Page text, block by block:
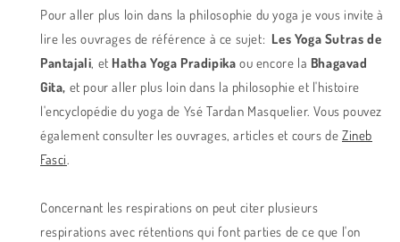
Pour aller plus loin dans la philosophie du yoga je vous invite à
lire les ouvrages de référence à ce sujet: Les Yoga Sutras de
Pantajali, et Hatha Yoga Pradipika ou encore la Bhagavad
Gita, et pour aller plus loin dans la philosophie et l'histoire
l'encyclopédie du yoga de Ysé Tardan Masquelier. Vous pouvez
également consulter les ouvrages, articles et cours deZineb
Fasci.
Concernant les respirations on peut citer plusieurs
respirations avec rétentions qui font parties de ce que l'on